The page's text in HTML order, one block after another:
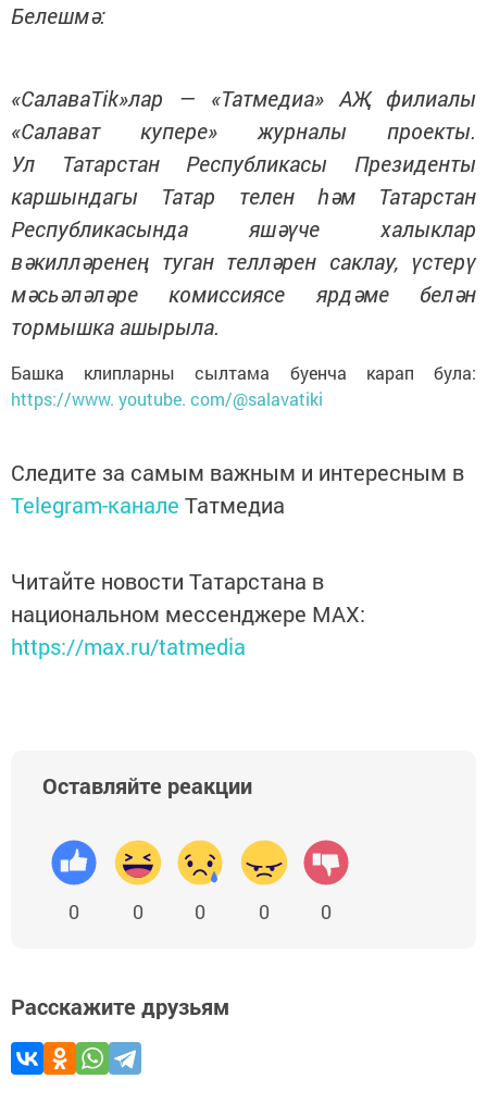
Белешмә:
«СалаваTik»лар — «Татмедиа» АҖ филиалы
«Салават купере» журналы проекты.
Ул Татарстан Республикасы Президенты
каршындагы Татар телен һәм Татарстан
Республикасында яшәүче халыклар
вәкилләренең туган телләрен саклау, үстерү
мәсьәләләре комиссиясе ярдәме белән
тормышка ашырыла.
Башка клипларны сылтама буенча карап була:
https://www. youtube. com/@salavatiki
Следите за самым важным и интересным в
Telegram-канале Татмедиа
Читайте новости Татарстана в
национальном мессенджере MАХ:
https://max.ru/tatmedia
Оставляйте реакции
0 0 0 0 0
Расскажите друзьям